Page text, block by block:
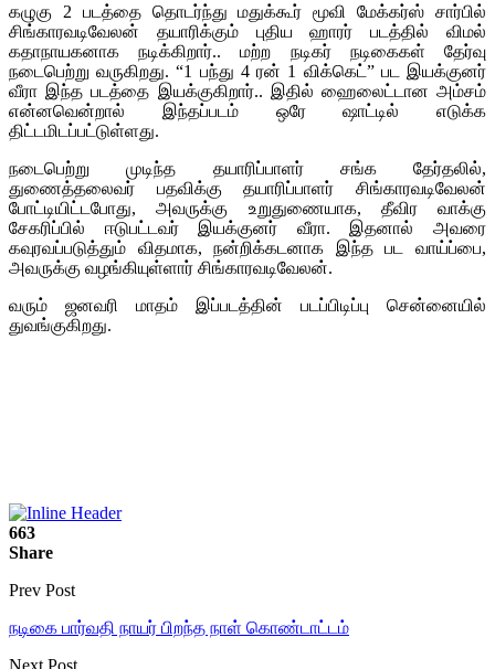
கழுகு 2 படத்தை தொடர்ந்து மதுக்கூர் மூவி மேக்கர்ஸ் சார்பில்
சிங்காரவடிவேலன் தயாரிக்கும் புதிய ஹாரர் படத்தில் விமல்
கதாநாயகனாக நடிக்கிறார்.. மற்ற நடிகர் நடிகைகள் தேர்வு
நடைபெற்று வருகிறது. “1 பந்து 4 ரன் 1 விக்கெட்” பட இயக்குனர்
வீரா இந்த படத்தை இயக்குகிறார்.. இதில் ஹைலைட்டான அம்சம்
என்னவென்றால் இந்தப்படம் ஒரே ஷாட்டில் எடுக்க
திட்டமிடப்பட்டுள்ளது.
நடைபெற்று முடிந்த தயாரிப்பாளர் சங்க தேர்தலில்,
துணைத்தலைவர் பதவிக்கு தயாரிப்பாளர் சிங்காரவடிவேலன்
போட்டியிட்டபோது, அவருக்கு உறுதுணையாக, தீவிர வாக்கு
சேகரிப்பில் ஈடுபட்டவர் இயக்குனர் வீரா. இதனால் அவரை
கவுரவப்படுத்தும் விதமாக, நன்றிக்கடனாக இந்த பட வாய்ப்பை,
அவருக்கு வழங்கியுள்ளார் சிங்காரவடிவேலன்.
வரும் ஜனவரி மாதம் இப்படத்தின் படப்பிடிப்பு சென்னையில்
துவங்குகிறது.
663
Share
Prev Post
நடிகை பார்வதி நாயர் பிறந்த நாள் கொண்டாட்டம்
Next Post